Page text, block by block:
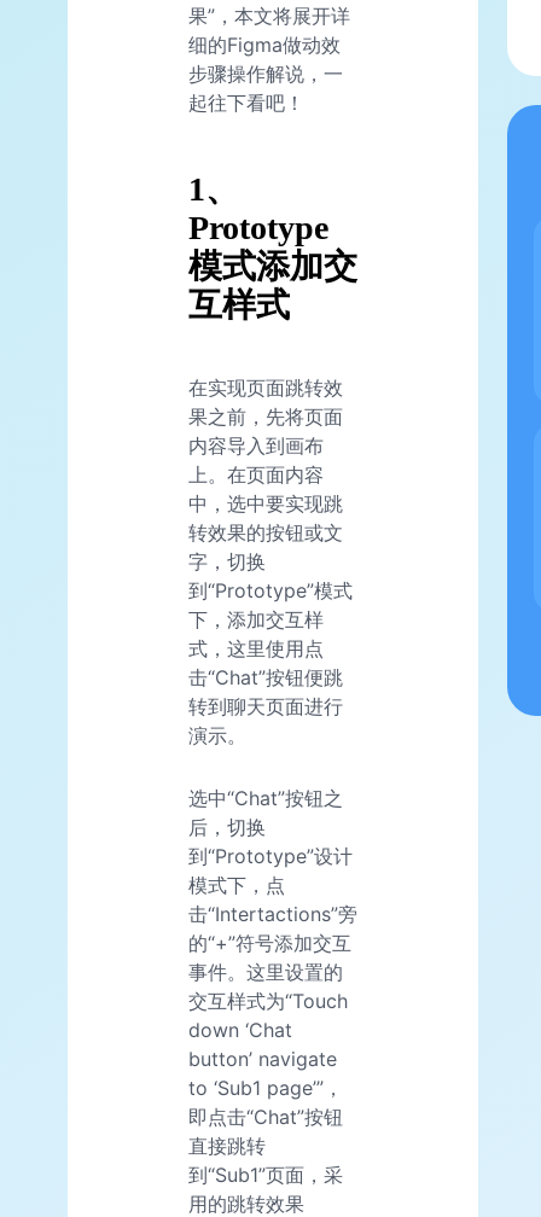
果”，本文将展开详
细的Figma做动效
步骤操作解说，一
起往下看吧！
1、
Prototype
模式添加交
互样式
在实现页面跳转效
果之前，先将页面
内容导入到画布
上。在页面内容
中，选中要实现跳
转效果的按钮或文
字，切换
到“Prototype”模式
下，添加交互样
式，这里使用点
击“Chat”按钮便跳
转到聊天页面进行
演示。
选中“Chat”按钮之
后，切换
到“Prototype”设计
模式下，点
击“Intertactions”旁
的“+”符号添加交互
事件。这里设置的
交互样式为“Touch
down ‘Chat
button’ navigate
to ‘Sub1 page’”，
即点击“Chat”按钮
直接跳转
到“Sub1”页面，采
用的跳转效果